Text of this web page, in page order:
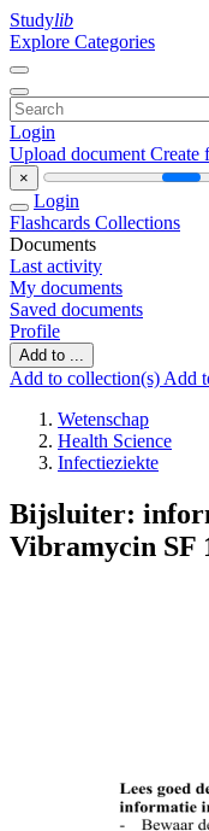
Studylib
Explore Categories
Login
Upload document Create
×
Login
Flashcards Collections
Documents
Last activity
My documents
Saved documents
Profile
Add to ...
Add to collection(s) Add
Wetenschap
Health Science
Infectieziekte
Bijsluiter:
Vibramycin SF